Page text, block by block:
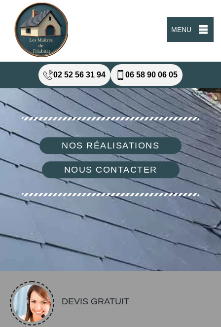
MENU
02 52 56 31 94 06 58 90 06 05
NOS RÉALISATIONS
NOUS CONTACTER
DEVIS GRATUIT